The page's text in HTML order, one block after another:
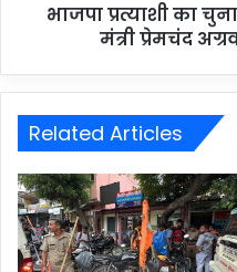
भाजपा प्रत्याशी का
मंत्री प्रेमचंद
Related Articles